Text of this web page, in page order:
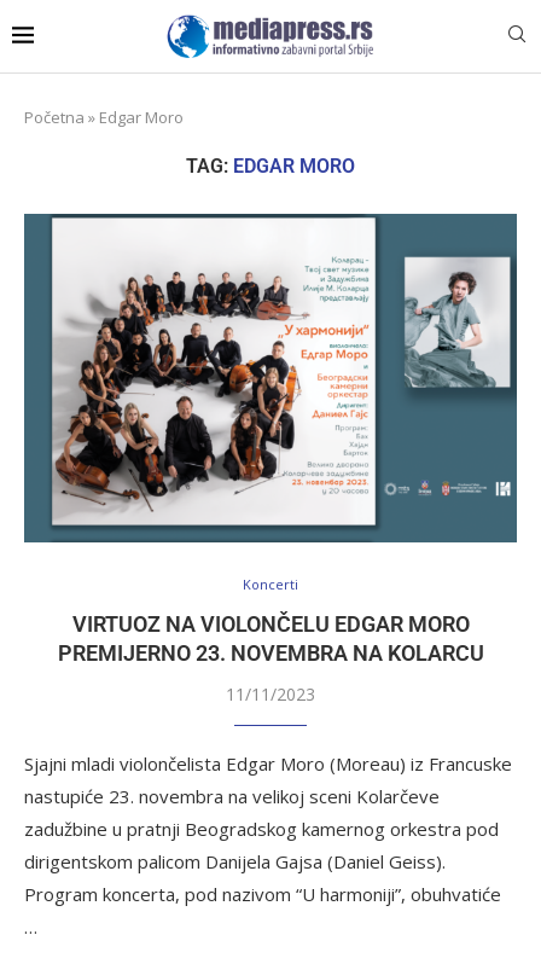
Početna » Edgar Moro
TAG: EDGAR MORO
Koncerti
VIRTUOZ NA VIOLONČELU EDGAR MORO
PREMIJERNO 23. NOVEMBRA NA KOLARCU
11/11/2023
Sjajni mladi violončelista Edgar Moro (Moreau) iz Francuske
nastupiće 23. novembra na velikoj sceni Kolarčeve
zadužbine u pratnji Beogradskog kamernog orkestra pod
dirigentskom palicom Danijela Gajsa (Daniel Geiss).
Program koncerta, pod nazivom “U harmoniji”, obuhvatiće
…